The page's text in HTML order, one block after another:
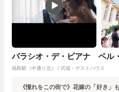
パラシオ・デ・ビアナ ベル
福島駅（中通り北） / 式場・ゲストハウス
《憧れをこの街で》花嫁の「好き」